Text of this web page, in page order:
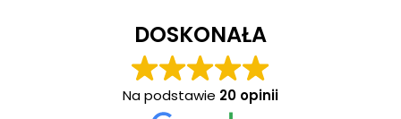
DOSKONAŁA
Na podstawie 20 opinii